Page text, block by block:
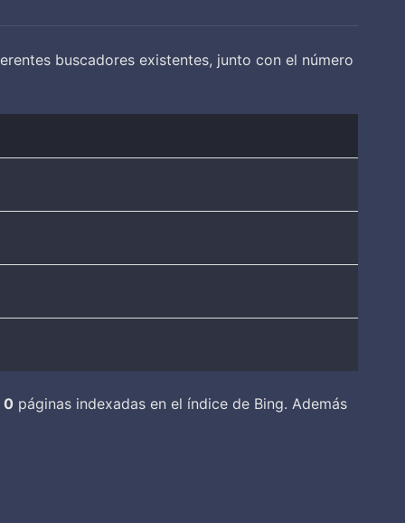
buscadores existentes, junto con el número
0 páginas indexadas en el índice de Bing. Además